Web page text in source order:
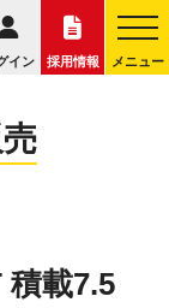
イン 採用情報 メニュー
いて
載7.5